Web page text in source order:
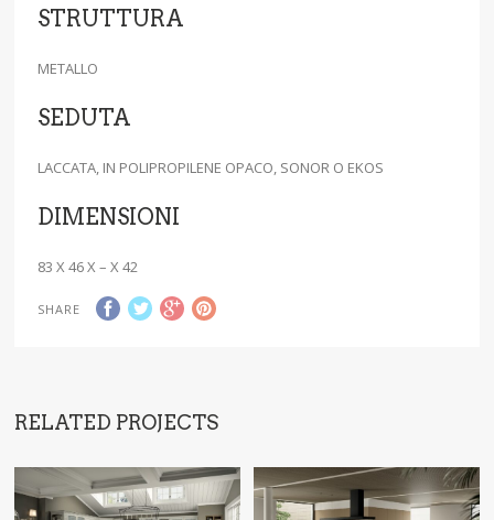
STRUTTURA
METALLO
SEDUTA
LACCATA, IN POLIPROPILENE OPACO, SONOR O EKOS
DIMENSIONI
83 X 46 X – X 42
SHARE
RELATED PROJECTS